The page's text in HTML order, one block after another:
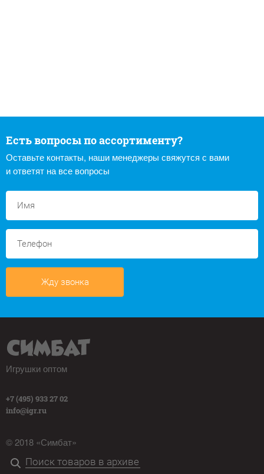
Есть вопросы по ассортименту?
Оставьте контакты, наши менеджеры свяжутся с вами
и ответят на все вопросы
Жду звонка
Игрушки оптом
+7 (495) 933 27 02
info@igr.ru
© 2018 «Симбат»